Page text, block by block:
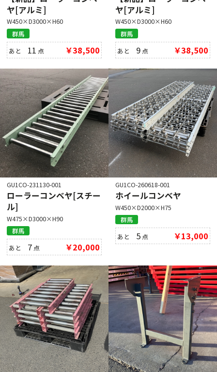
ヤ[アルミ]
W450×D3000×H60
群馬
あと 11 点 ￥38,500
ヤ[アルミ]
W450×D3000×H60
群馬
あと 9 点 ￥38,500
GU1CO-231130-001
ローラーコンベヤ[スチー
ル]
W475×D3000×H90
群馬
あと 7 点 ￥20,000
GU1CO-260618-001
ホイールコンベヤ
W450×D2000×H75
群馬
あと 5 点 ￥13,000